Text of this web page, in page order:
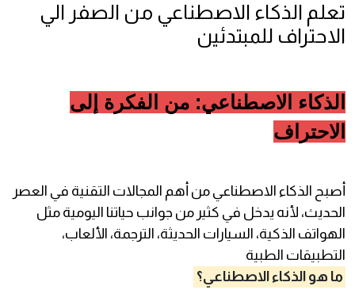
تعلم الذكاء الاصطناعي من الصفر الي
الاحتراف للمبتدئين
الذكاء الاصطناعي: من الفكرة إلى
الاحتراف
أصبح الذكاء الاصطناعي من أهم المجالات التقنية في العصر
الحديث، لأنه يدخل في كثير من جوانب حياتنا اليومية مثل
الهواتف الذكية، السيارات الحديثة، الترجمة، الألعاب،
التطبيقات الطبية
ما هو الذكاء الاصطناعي؟